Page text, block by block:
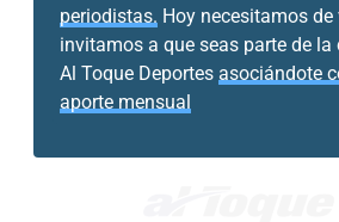
periodistas. Hoy necesitamos de
invitamos a que seas parte de
Al Toque Deportes asociándote
aporte mensual